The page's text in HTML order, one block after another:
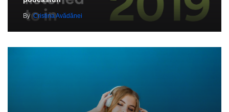
ByCristina Avădănei